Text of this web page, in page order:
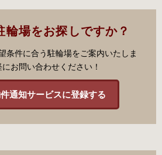
輪場をお探しですか？
条件に合う駐輪場をご案内いたしま
お問い合わせください！
通知サービスに登録する